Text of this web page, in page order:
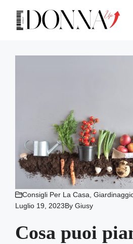
contenuto
Consigli Per La Casa,
Luglio 19, 2023ByGiusy
Cosa puoi